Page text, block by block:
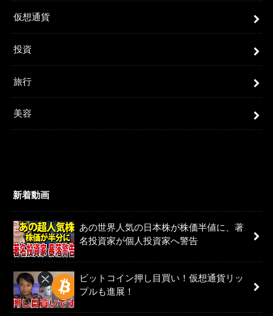
仮想通貨
投資
旅行
美容
新着動画
あの世界人気の日本株が株価半値に、著
名投資家が個人投資家へ警告
ビットコイン押し目買い！仮想通貨リッ
プルも進展！